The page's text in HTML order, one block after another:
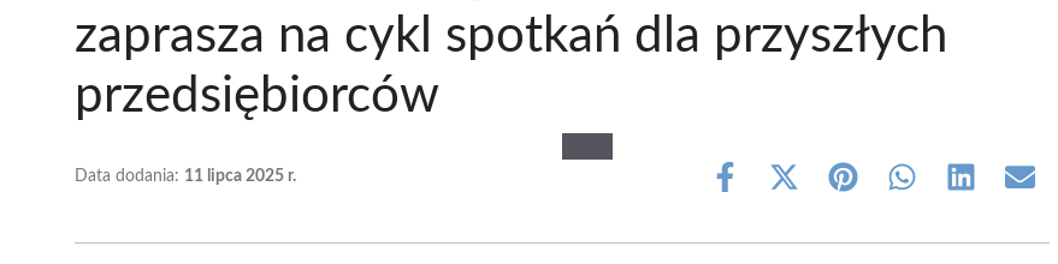
zaprasza na cykl spotkań dla przyszłych
przedsiębiorców
Data dodania: 11 lipca 2025 r.
Share
Share
(Twitter)
Share Share Share Share